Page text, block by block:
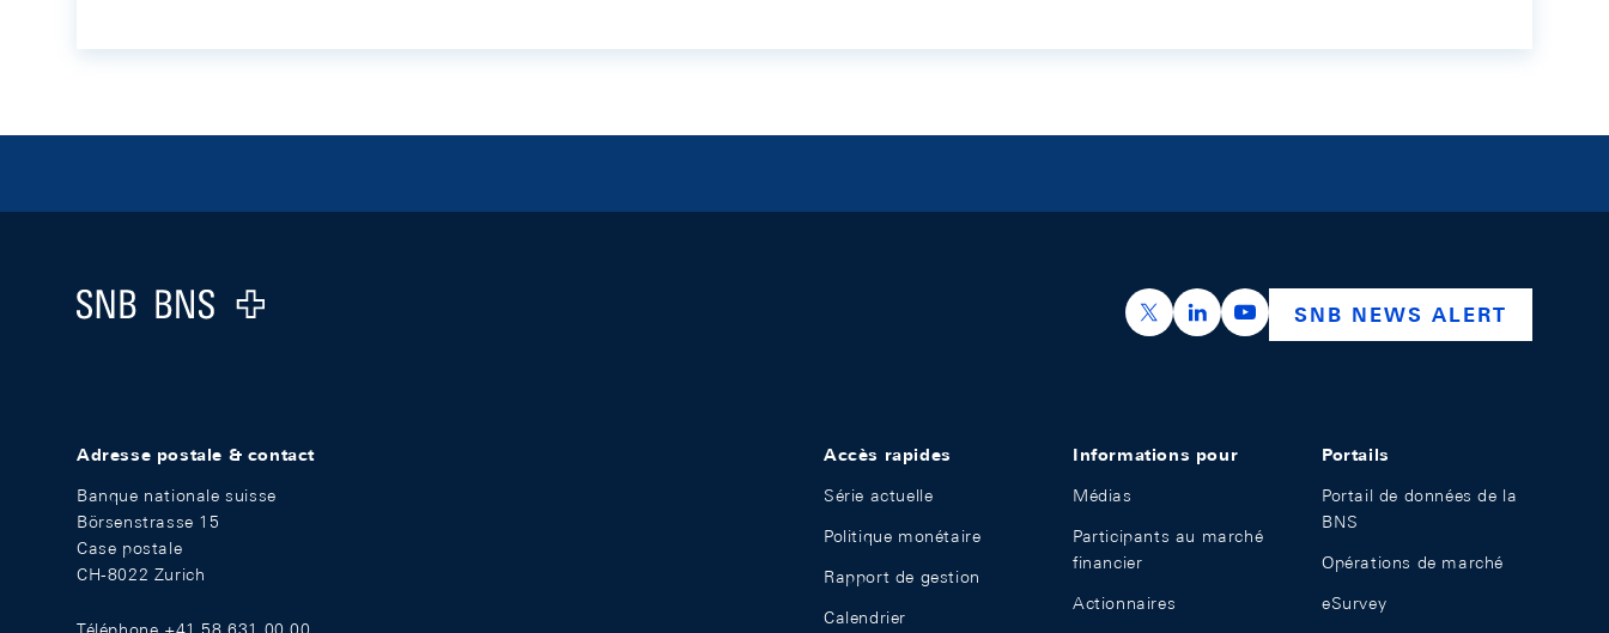
Logo
https://x.com/snb_bns
https://ch.linkedin.com/company/swiss-
https://www.youtube.com/
SNB NEWS ALERT
Adresse postale & contact
Banque nationale suisse
Börsenstrasse 15
Case postale
CH-8022 Zurich
Accès rapides
Série actuelle
Politique monétaire
Rapport de gestion
Calendrier
Informations pour
Médias
Participants au marché
financier
Actionnaires
Portails
Portail de données de la
BNS
Opérations de marché
eSurvey